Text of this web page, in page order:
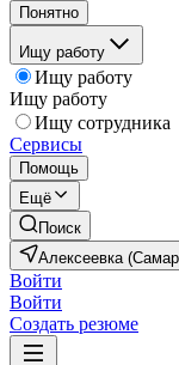
Понятно
Ищу работу
Ищу работу
Ищу работу
Ищу сотрудника
Сервисы
Помощь
Ещё
Поиск
Алексеевка
Войти
Войти
Создать резюме